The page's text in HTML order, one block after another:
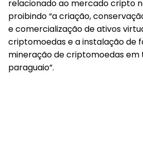
relacionado ao mercado cripto
proibindo “a criação,
e comercialização de ativos
criptomoedas e a instalação de
mineração de criptomoedas
paraguaio”.